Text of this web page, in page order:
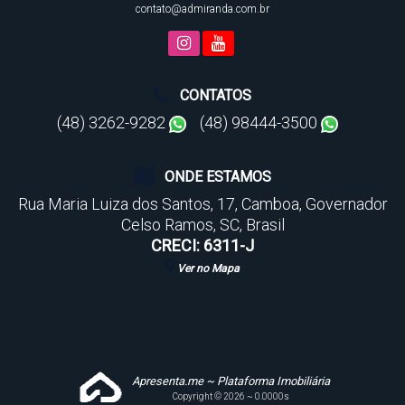
contato@admiranda.com.br
CONTATOS
(48) 3262-9282 (48) 98444-3500
ONDE ESTAMOS
Rua Maria Luiza dos Santos, 17, Camboa, Governador
Celso Ramos, SC, Brasil
CRECI: 6311-J
Ver no Mapa
Apresenta.me ~ Plataforma Imobiliária
Copyright © 2026 ~ 0.0000s